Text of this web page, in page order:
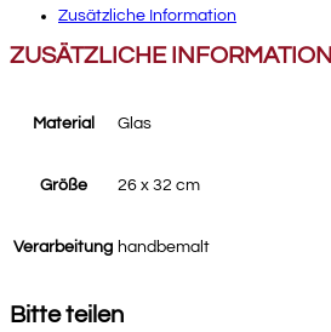
Zusätzliche Information
ZUSÄTZLICHE INFORMATION
Material Glas
Größe 26 x 32 cm
Verarbeitung handbemalt
Bitte teilen